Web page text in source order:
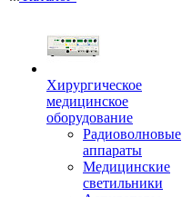
Хирургическое
медицинское
оборудование
Радиоволновые
аппараты
Медицинские
светильники